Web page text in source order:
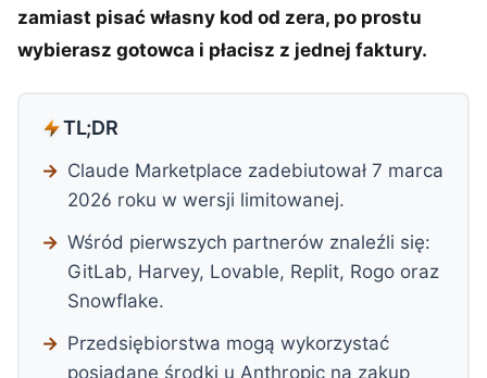
zamiast pisać własny kod od zera, po prostu
wybierasz gotowca i płacisz z jednej faktury.
TL;DR
Claude Marketplace zadebiutował 7 marca
2026 roku w wersji limitowanej.
Wśród pierwszych partnerów znaleźli się:
GitLab, Harvey, Lovable, Replit, Rogo oraz
Snowflake.
Przedsiębiorstwa mogą wykorzystać
posiadane środki u Anthropic na zakup